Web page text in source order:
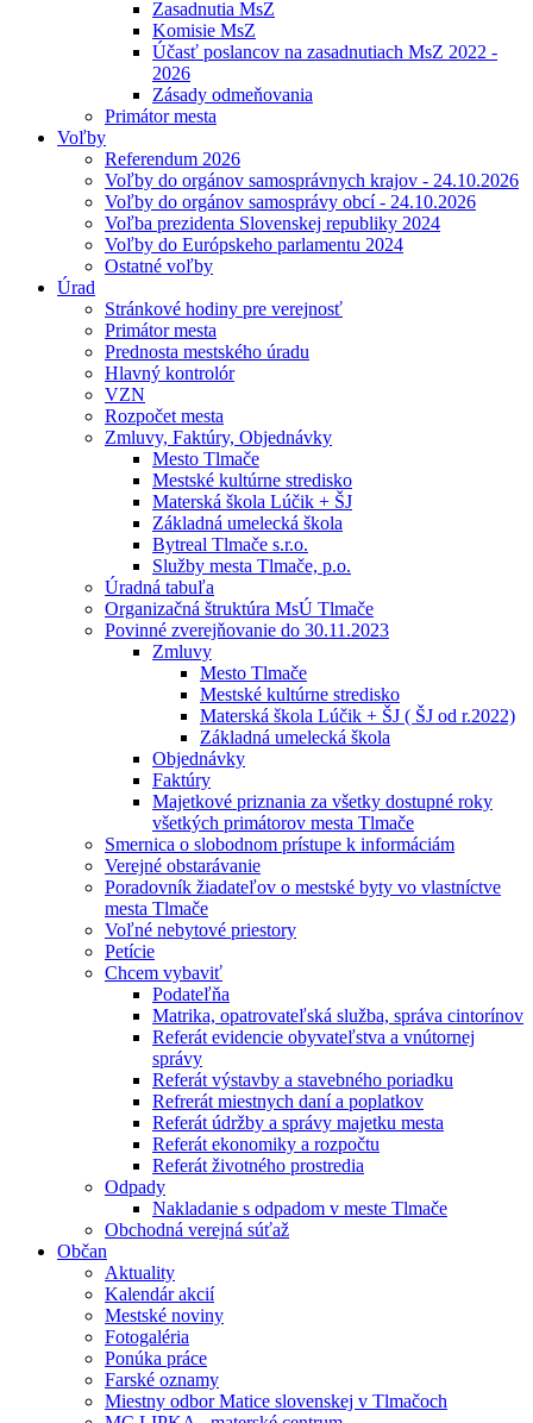
Zasadnutia MsZ
Komisie MsZ
Účasť poslancov na zasadnutiach MsZ 2022 -
2026
Zásady odmeňovania
Primátor mesta
Voľby
Referendum 2026
Voľby do orgánov samosprávnych krajov - 24.10.2026
Voľby do orgánov samosprávy obcí - 24.10.2026
Voľba prezidenta Slovenskej republiky 2024
Voľby do Európskeho parlamentu 2024
Ostatné voľby
Úrad
Stránkové hodiny pre verejnosť
Primátor mesta
Prednosta mestského úradu
Hlavný kontrolór
VZN
Rozpočet mesta
Zmluvy, Faktúry, Objednávky
Mesto Tlmače
Mestské kultúrne stredisko
Materská škola Lúčik + ŠJ
Základná umelecká škola
Bytreal Tlmače s.r.o.
Služby mesta Tlmače, p.o.
Úradná tabuľa
Organizačná štruktúra MsÚ Tlmače
Povinné zverejňovanie do 30.11.2023
Zmluvy
Mesto Tlmače
Mestské kultúrne stredisko
Materská škola Lúčik + ŠJ ( ŠJ od r.2022)
Základná umelecká škola
Objednávky
Faktúry
Majetkové priznania za všetky dostupné roky
všetkých primátorov mesta Tlmače
Smernica o slobodnom prístupe k informáciám
Verejné obstarávanie
Poradovník žiadateľov o mestské byty vo vlastníctve
mesta Tlmače
Voľné nebytové priestory
Petície
Chcem vybaviť
Podateľňa
Matrika, opatrovateľská služba, správa cintorínov
Referát evidencie obyvateľstva a vnútornej
správy
Referát výstavby a stavebného poriadku
Refrerát miestnych daní a poplatkov
Referát údržby a správy majetku mesta
Referát ekonomiky a rozpočtu
Referát životného prostredia
Odpady
Nakladanie s odpadom v meste Tlmače
Obchodná verejná súťaž
Občan
Aktuality
Kalendár akcií
Mestské noviny
Fotogaléria
Ponúka práce
Farské oznamy
Miestny odbor Matice slovenskej v Tlmačoch